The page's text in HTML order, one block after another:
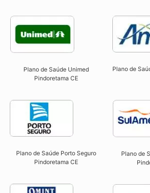
Plano de Saúde Unimed
Pindoretama CE
Plano de
Plano de Saúde Porto Seguro
Pindoretama CE​
Plano de